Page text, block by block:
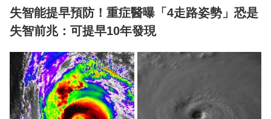
失智能提早預防！重症醫曝「4走路姿勢」恐是
失智前兆：可提早10年發現